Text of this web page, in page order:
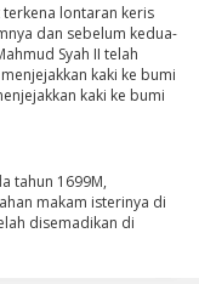
lontaran keris
dan sebelum kedua-
Syah II telah
kaki ke bumi
kaki ke bumi
tahun 1699M,
makam isterinya di
disemadikan di